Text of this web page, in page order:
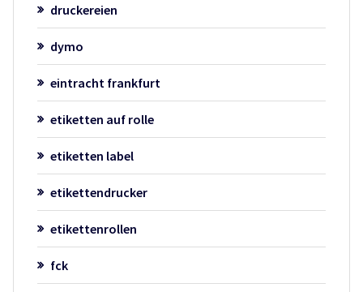
druckereien
dymo
eintracht frankfurt
etiketten auf rolle
etiketten label
etikettendrucker
etikettenrollen
fck